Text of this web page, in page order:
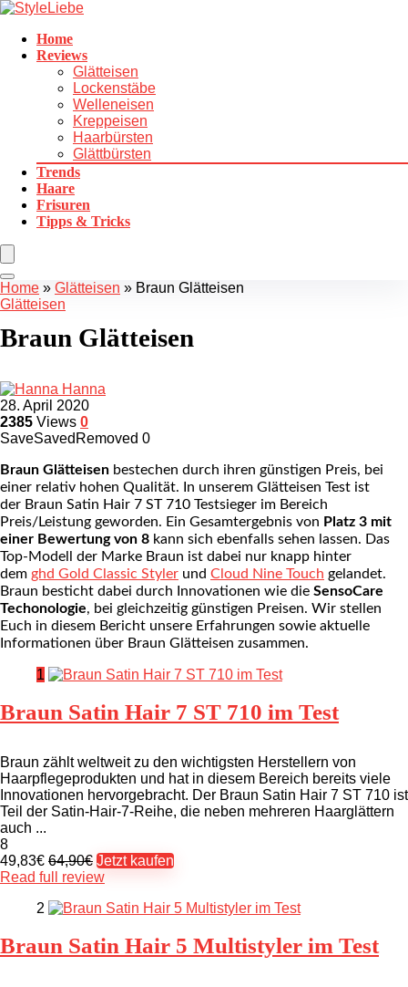
Home
Reviews
Glätteisen
Lockenstäbe
Welleneisen
Kreppeisen
Haarbürsten
Glättbürsten
Trends
Haare
Frisuren
Tipps & Tricks
Home » Glätteisen » Braun Glätteisen
Glätteisen
Braun Glätteisen
Hanna
28. April 2020
2385 Views 0
SaveSaved Removed 0
Braun Glätteisen bestechen durch ihren günstigen Preis, bei
einer relativ hohen Qualität. In unserem Glätteisen Test ist
der Braun Satin Hair 7 ST 710 Testsieger im Bereich
Preis/Leistung geworden. Ein Gesamtergebnis von Platz 3 mit
einer Bewertung von 8 kann sich ebenfalls sehen lassen. Das
Top-Modell der Marke Braun ist dabei nur knapp hinter
dem ghd Gold Classic Styler und Cloud Nine Touch gelandet.
Braun besticht dabei durch Innovationen wie die SensoCare
Techonologie, bei gleichzeitig günstigen Preisen. Wir stellen
Euch in diesem Bericht unsere Erfahrungen sowie aktuelle
Informationen über Braun Glätteisen zusammen.
1
Braun Satin Hair 7 ST 710 im Test
Braun zählt weltweit zu den wichtigsten Herstellern von
Haarpflegeprodukten und hat in diesem Bereich bereits viele
Innovationen hervorgebracht. Der Braun Satin Hair 7 ST 710 ist
Teil der Satin-Hair-7-Reihe, die neben mehreren Haarglättern
auch ...
8
49,83€ 64,90€ Jetzt kaufen
Read full review
2
Braun Satin Hair 5 Multistyler im Test